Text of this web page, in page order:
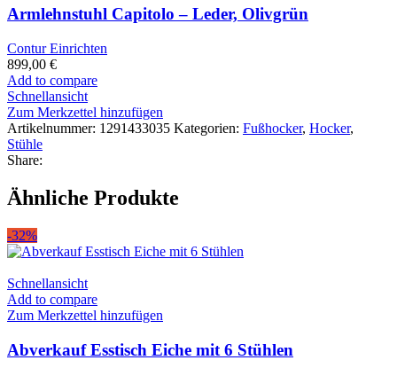
Armlehnstuhl Capitolo – Leder, Olivgrün
Contur Einrichten
899,00 €
Add to compare
Schnellansicht
Zum Merkzettel hinzufügen
Artikelnummer: 1291433035 Kategorien: Fußhocker, Hocker,
Stühle
Share:
Ähnliche Produkte
-32%
Schnellansicht
Add to compare
Zum Merkzettel hinzufügen
Abverkauf Esstisch Eiche mit 6 Stühlen